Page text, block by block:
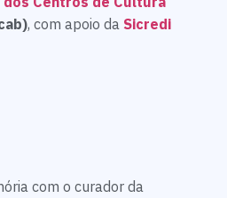
, com apoio da Sicredi
com o curador da